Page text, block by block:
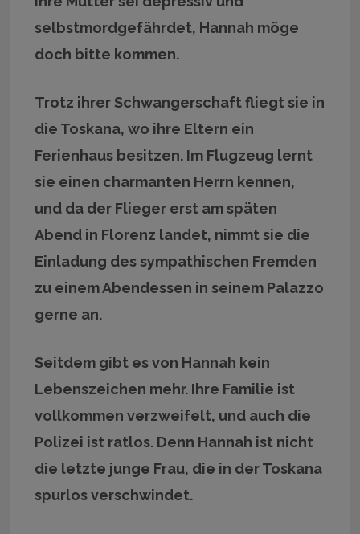
selbstmordgefährdet, Hannah möge
doch bitte kommen.
Trotz ihrer Schwangerschaft fliegt sie in
die Toskana, wo ihre Eltern ein
Ferienhaus besitzen. Im Flugzeug lernt
sie einen charmanten Herrn kennen,
und da der Flieger erst am späten
Abend in Florenz landet, nimmt sie die
Einladung des sympathischen Fremden
zu einem Abendessen in seinem Palazzo
gerne an.
Seitdem gibt es von Hannah kein
Lebenszeichen mehr. Ihre Familie ist
vollkommen verzweifelt, und auch die
Polizei ist ratlos. Denn Hannah ist nicht
die letzte junge Frau, die in der Toskana
spurlos verschwindet.